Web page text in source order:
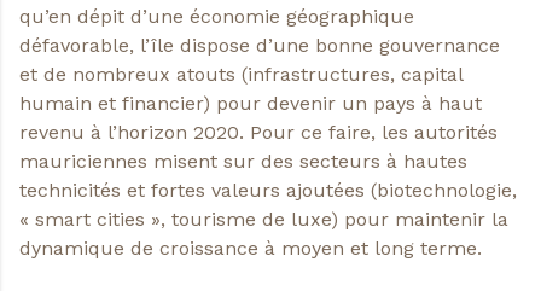
qu’en dépit d’une économie géographique
défavorable, l’île dispose d’une bonne gouvernance
et de nombreux atouts (infrastructures, capital
humain et financier) pour devenir un pays à haut
revenu à l’horizon 2020. Pour ce faire, les autorités
mauriciennes misent sur des secteurs à hautes
technicités et fortes valeurs ajoutées (biotechnologie,
« smart cities », tourisme de luxe) pour maintenir la
dynamique de croissance à moyen et long terme.